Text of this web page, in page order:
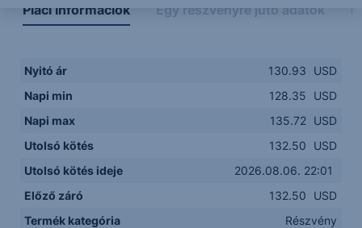
Piaci információk Egy részvényre jutó adatok
Nyitó ár 130.93
USD
Napi min
128.35
USD
Napi max
135.72 USD
Utolsó kötés
132.50
USD
Utolsó kötés ideje
2026.08.06. 22:01
Előző záró
132.50
USD
Termék kategória
Részvény